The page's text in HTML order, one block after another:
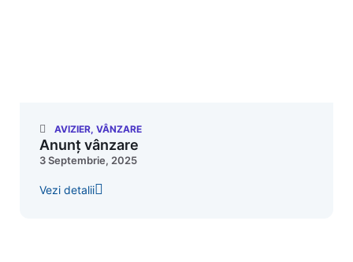
AVIZIER, VÂNZARE
Anunț vânzare
3 Septembrie, 2025
Vezi detalii